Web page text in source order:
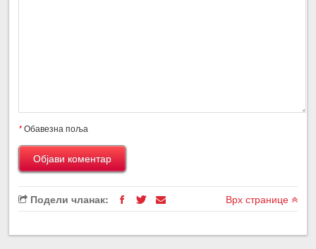
*Обавезна поља
Подели чланак: Врх странице